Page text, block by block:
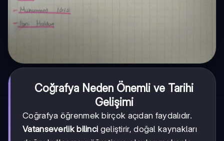
Coğrafya Neden Önemli ve Tarihi
Gelişimi
Coğrafya öğrenmek birçok açıdan faydalıdır.
Vatanseverlik bilinci geliştirir, doğal kaynakları